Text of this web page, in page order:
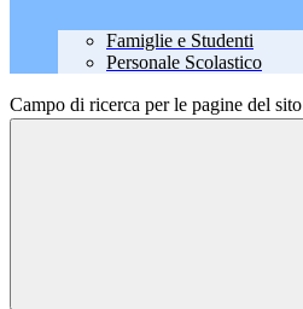
Famiglie e Studenti
Personale Scolastico
Campo di ricerca per le pagine del sito